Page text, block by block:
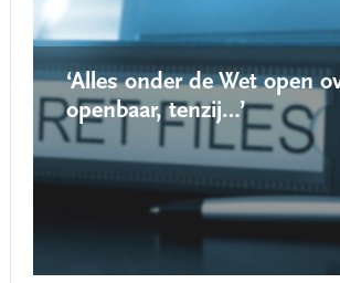
‘Alles onder de Wet open
openbaar, tenzij…’